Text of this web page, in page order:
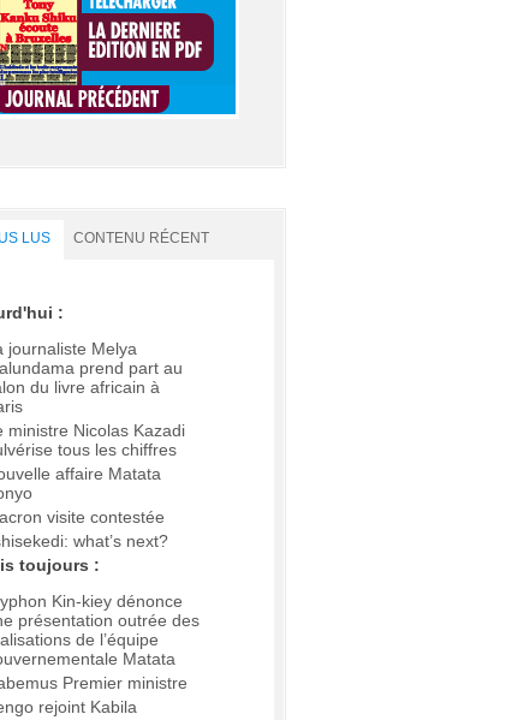
LUS CONTENU RÉCENT
:
journaliste Melya
prend part au
du livre africain à
ministre Nicolas Kazadi
tous les chiffres
affaire Matata
visite contestée
what’s next?
toujours :
Kin-kiey dénonce
présentation outrée des
de l’équipe
Matata
Premier ministre
rejoint Kabila